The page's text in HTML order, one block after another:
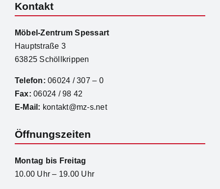
Kontakt
Möbel-Zentrum Spessart
Hauptstraße 3
63825 Schöllkrippen
Telefon: 06024 / 307 – 0
Fax: 06024 / 98 42
E-Mail: kontakt@mz-s.net
Öffnungszeiten
Montag bis Freitag
10.00 Uhr – 19.00 Uhr